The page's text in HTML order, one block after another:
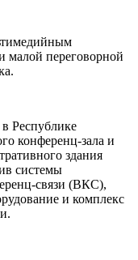
малой переговорной
Республике
конференц-зала и
здания
системы
связи (ВКС),
и комплекс